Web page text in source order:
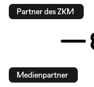
Partner des ZKM
Medienpartner